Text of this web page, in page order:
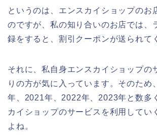
というのは、エンスカイショップのお
のですが、私の知り合いのお店では、
録をすると、割引クーポンが送られて
それに、私自身エンスカイショップの
りの方が気に入っています。そのため
年、2021年、2022年、2023年と数多
カイショップのサービスを利用してい
よね。